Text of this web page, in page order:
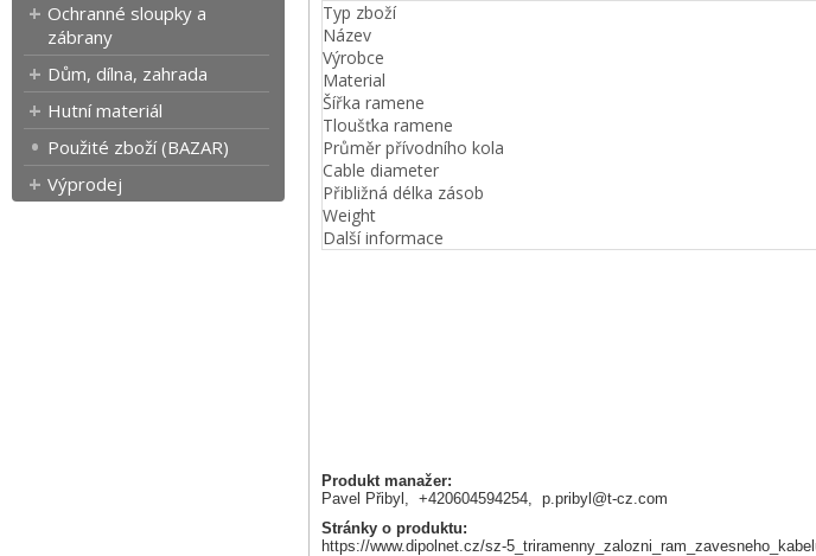
Ochranné sloupky a
zábrany
Dům, dílna, zahrada
Hutní materiál
Použité zboží (BAZAR)
Výprodej
Typ zboží
Název
Výrobce
Material
Šířka ramene
Tloušťka ramene
Průměr přívodního kola
Cable diameter
Přibližná délka zásob
Weight
Další informace
Produkt manažer:
Pavel Přibyl, +420604594254, p.pribyl@t-cz.com
Stránky o produktu:
https://www.dipolnet.cz/sz-